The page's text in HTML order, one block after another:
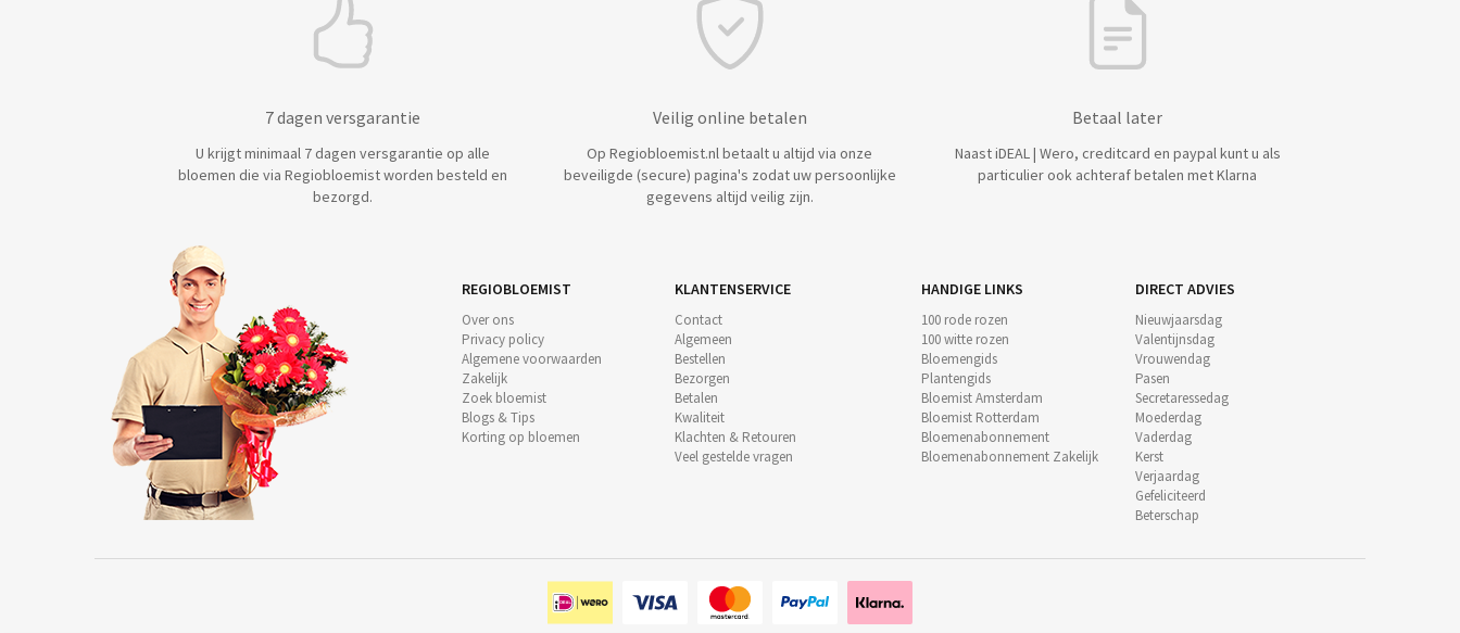
7 dagen versgarantie
U krijgt minimaal 7 dagen versgarantie op alle
bloemen die via Regiobloemist worden besteld en
bezorgd.
Veilig online betalen
Op Regiobloemist.nl betaalt u altijd via onze
beveiligde (secure) pagina's zodat uw persoonlijke
gegevens altijd veilig zijn.
Betaal later
Naast iDEAL | Wero, creditcard en paypal kunt u als
particulier ook achteraf betalen met Klarna
REGIOBLOEMIST
Over ons
Privacy policy
Algemene voorwaarden
Zakelijk
Zoek bloemist
Blogs & Tips
Korting op bloemen
KLANTENSERVICE
Contact
Algemeen
Bestellen
Bezorgen
Betalen
Kwaliteit
Klachten & Retouren
Veel gestelde vragen
HANDIGE LINKS
100 rode rozen
100 witte rozen
Bloemengids
Plantengids
Bloemist Amsterdam
Bloemist Rotterdam
Bloemenabonnement
Bloemenabonnement Zakelijk
DIRECT ADVIES
Nieuwjaarsdag
Valentijnsdag
Vrouwendag
Pasen
Secretaressedag
Moederdag
Vaderdag
Kerst
Verjaardag
Gefeliciteerd
Beterschap